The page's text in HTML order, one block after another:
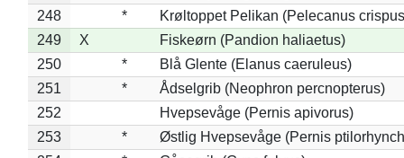
248
*
Krøltoppet Pelikan (Pelecanus
249
X
Fiskeørn (Pandion haliaetus)
250
*
Blå Glente (Elanus caeruleus)
251
*
Ådselgrib (Neophron percnopterus)
252
Hvepsevåge (Pernis apivorus)
253
*
Østlig Hvepsevåge (Pernis